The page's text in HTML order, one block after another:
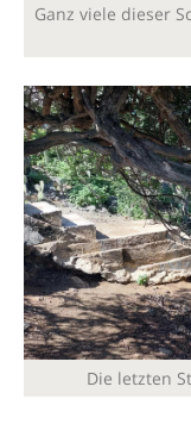
Ganz viele dieser
Die letzten